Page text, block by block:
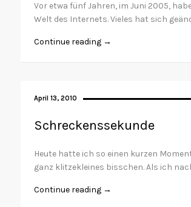
Vor etwa fünf Jahren, im Juni 2005,
Welt des Internets. Vieles hat sich
Continue reading →
April 13, 2010
Schreckenssekunde
Heute hatte ich so einen kurzen
ganz klitzekleines bisschen. Als ich
Continue reading →